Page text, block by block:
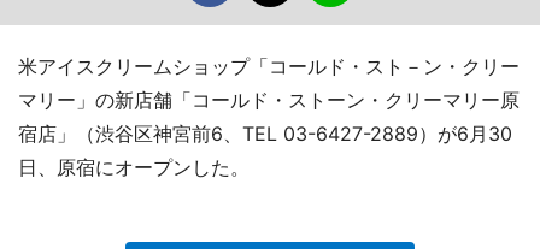
米アイスクリームショップ「コールド・スト－ン・クリー
マリー」の新店舗「コールド・ストーン・クリーマリー原
宿店」（渋谷区神宮前6、TEL 03-6427-2889）が6月30
日、原宿にオープンした。